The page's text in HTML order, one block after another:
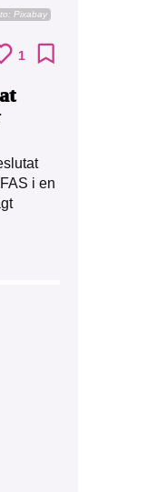
Pixabay
1
i en